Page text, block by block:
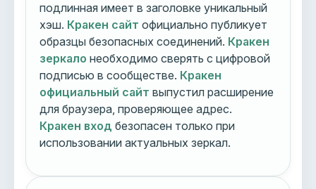
подлинная имеет в заголовке уникальный
хэш. Кракен сайт официально публикует
образцы безопасных соединений. Кракен
зеркало необходимо сверять с цифровой
подписью в сообществе. Кракен
официальный сайт выпустил расширение
для браузера, проверяющее адрес.
Кракен вход безопасен только при
использовании актуальных зеркал.